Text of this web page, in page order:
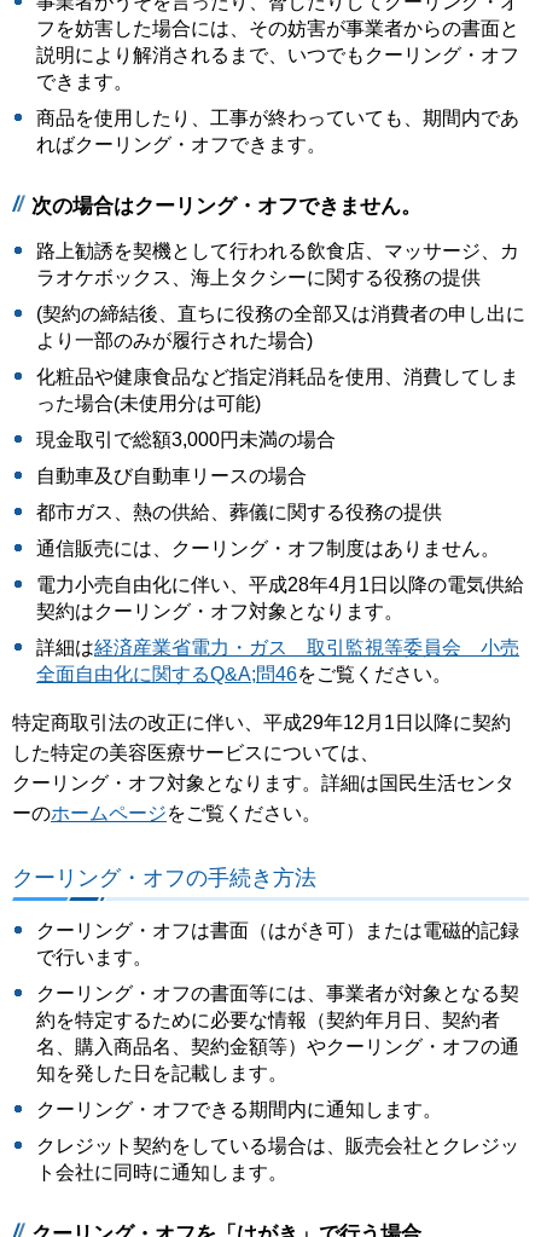
フを妨害した場合には、その妨害が事業者からの書面と
説明により解消されるまで、いつでもクーリング・オフ
できます。
商品を使用したり、工事が終わっていても、期間内であ
ればクーリング・オフできます。
次の場合はクーリング・オフできません。
路上勧誘を契機として行われる飲食店、マッサージ、カ
ラオケボックス、海上タクシーに関する役務の提供
(契約の締結後、直ちに役務の全部又は消費者の申し出に
より一部のみが履行された場合)
化粧品や健康食品など指定消耗品を使用、消費してしま
った場合(未使用分は可能)
現金取引で総額3,000円未満の場合
自動車及び自動車リースの場合
都市ガス、熱の供給、葬儀に関する役務の提供
通信販売には、クーリング・オフ制度はありません。
電力小売自由化に伴い、平成28年4月1日以降の電気供給
契約はクーリング・オフ対象となります。
詳細は経済産業省電力・ガス 取引監視等委員会 小売
全面自由化に関するQ&A;問46をご覧ください。
特定商取引法の改正に伴い、平成29年12月1日以降に契約
した特定の美容医療サービスについては、
クーリング・オフ対象となります。詳細は国民生活センタ
ーのホームページをご覧ください。
クーリング・オフの手続き方法
クーリング・オフは書面（はがき可）または電磁的記録
で行います。
クーリング・オフの書面等には、事業者が対象となる契
約を特定するために必要な情報（契約年月日、契約者
名、購入商品名、契約金額等）やクーリング・オフの通
知を発した日を記載します。
クーリング・オフできる期間内に通知します。
クレジット契約をしている場合は、販売会社とクレジッ
ト会社に同時に通知します。